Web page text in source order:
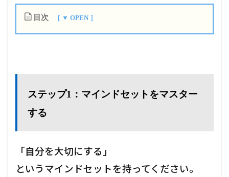
目次
1
マ
セ
ト
ステップ1：マインドセットをマスター
する
「自分を大切にする」
というマインドセットを持ってください。